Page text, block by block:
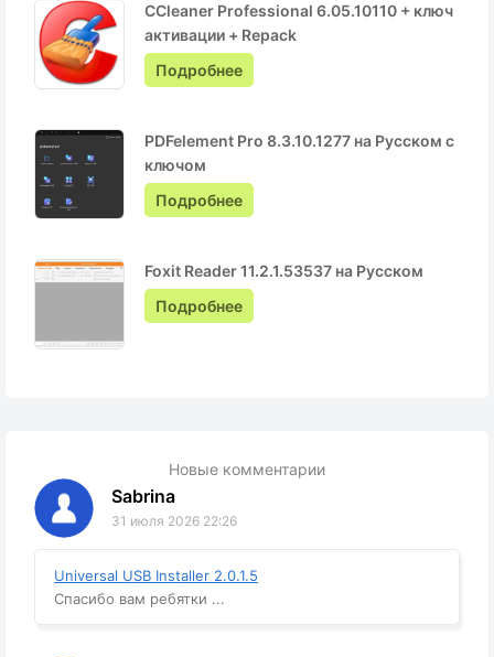
CCleaner Professional 6.05.10110 + ключ
активации + Repack
Подробнее
PDFelement Pro 8.3.10.1277 на Русском с
ключом
Подробнее
Foxit Reader 11.2.1.53537 на Русском
Подробнее
Новые комментарии
Sabrina
31 июля 2026 22:26
Universal USB Installer 2.0.1.5
Спасибо вам ребятки ...